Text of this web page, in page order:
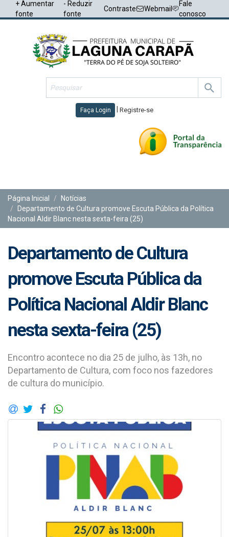
+ Aumentar
fonte
- Reduzir
fonte
Contraste Webmail
Fale
conosco
Faça Login Registre-se
Página Inicial
Notícias
Departamento de Cultura promove Escuta Pública da Política
Nacional Aldir Blanc nesta sexta-feira (25)
Departamento de Cultura
promove Escuta Pública da
Política Nacional Aldir Blanc
nesta sexta-feira (25)
Encontro acontece no dia 25 de julho, às 13h, no
Departamento de Cultura, com foco nos fazedores
de cultura do município.